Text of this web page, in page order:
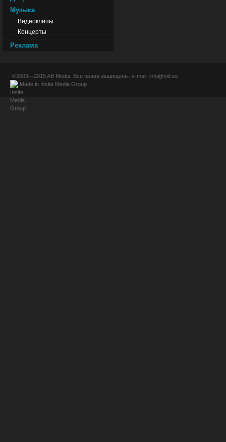
Музыка
Видеоклипы
Концерты
Реклама
©2009—2015AB Media . Все права защищены. e-mail: info@vid.ee
Made in Insite Media Group